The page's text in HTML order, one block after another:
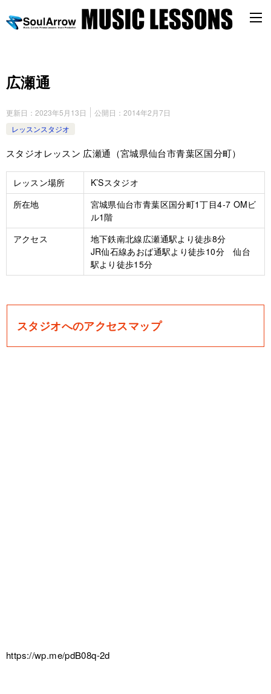
広瀬通
更新日： 2023年5月13日 公開日： 2014年2月7日
レッスンスタジオ
スタジオレッスン 広瀬通（宮城県仙台市青葉区国分町）
レッスン場所
K’Sスタジオ
所在地
宮城県仙台市青葉区国分町1丁目4-7 OMビ
ル1階
アクセス
地下鉄南北線広瀬通駅より徒歩8分
JR仙石線あおば通駅より徒歩10分 仙台
駅より徒歩15分
スタジオへのアクセスマップ
https://wp.me/pdB08q-2d